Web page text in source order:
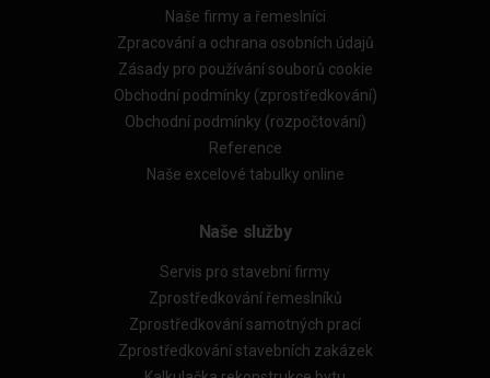
Naše firmy a řemeslníci
Zpracování a ochrana osobních údajů
Zásady pro používání souborů cookie
Obchodní podmínky (zprostředkování)
Obchodní podmínky (rozpočtování)
Reference
Naše excelové tabulky online
Naše služby
Servis pro stavební firmy
Zprostředkování řemeslníků
Zprostředkování samotných prací
Zprostředkování stavebních zakázek